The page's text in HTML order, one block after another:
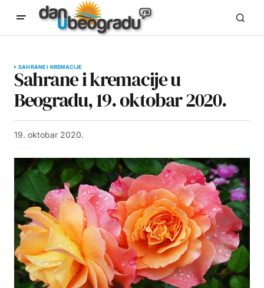
SAHRANE I KREMACIJE
Sahrane i kremacije u
Beogradu, 19. oktobar 2020.
19. oktobar 2020.